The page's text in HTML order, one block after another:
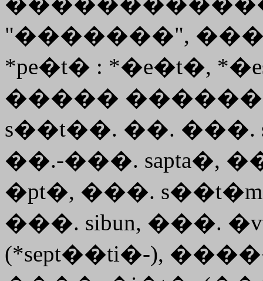
"�������",
*pe�t� : *�e�t�,
�����
s��t��. ��. ���.
��.-���. sapta�,
�pt�, ���.
���. sibun, ���.
(*sept��ti�-),